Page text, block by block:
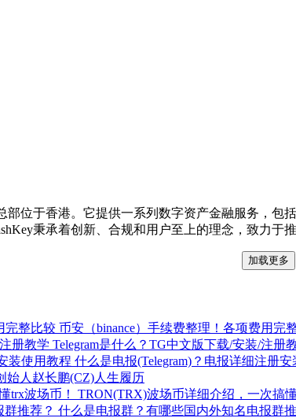
部位于香港。它提供一系列数字资产金融服务，
秉承着创新、合规和用户至上的理念，致力于
加载更多
币安（binance）手续费整理！各项费用完
Telegram是什么？TG中文版下载/安装/注册
什么是电报(Telegram)？电报详细注册
始人赵长鹏(CZ)人生履历
TRON(TRX)波场币详细介绍，一次搞
什么是电报群？有哪些国内外知名电报群